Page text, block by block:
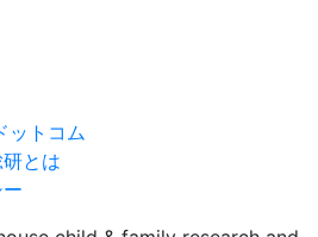
ットコム
とは